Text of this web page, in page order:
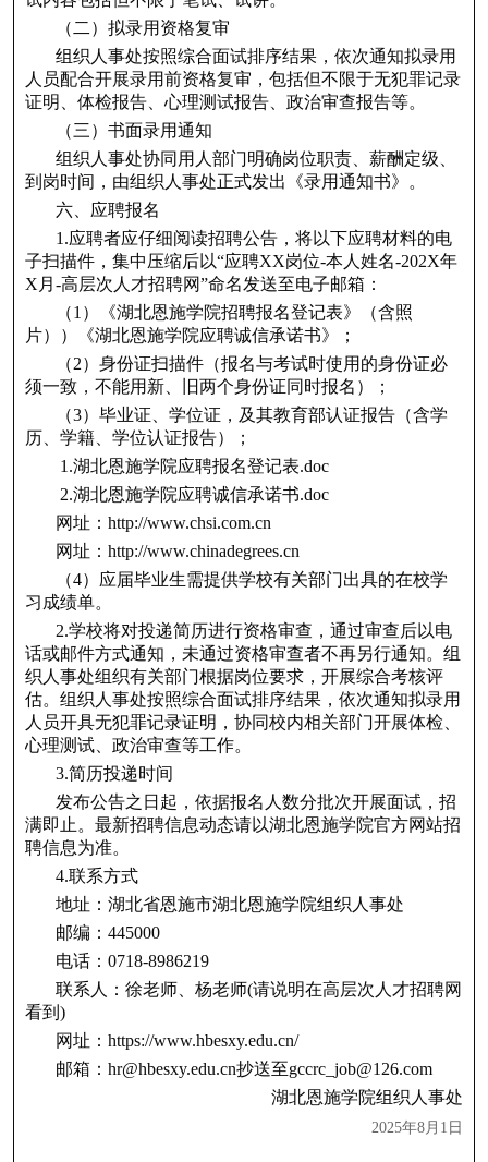
（二）拟录用资格复审
组织人事处按照综合面试排序结果，依次通知拟录用
人员配合开展录用前资格复审，包括但不限于无犯罪记录
证明、体检报告、心理测试报告、政治审查报告等。
（三）书面录用通知
组织人事处协同用人部门明确岗位职责、薪酬定级、
到岗时间，由组织人事处正式发出《录用通知书》。
六、应聘报名
1.应聘者应仔细阅读招聘公告，将以下应聘材料的电
子扫描件，集中压缩后以“应聘XX岗位-本人姓名-202X年
X月-高层次人才招聘网”命名发送至电子邮箱：
（1）《湖北恩施学院招聘报名登记表》（含照
片））《湖北恩施学院应聘诚信承诺书》；
（2）身份证扫描件（报名与考试时使用的身份证必
须一致，不能用新、旧两个身份证同时报名）；
（3）毕业证、学位证，及其教育部认证报告（含学
历、学籍、学位认证报告）；
1.湖北恩施学院应聘报名登记表.doc
2.湖北恩施学院应聘诚信承诺书.doc
网址：http://www.chsi.com.cn
网址：http://www.chinadegrees.cn
（4）应届毕业生需提供学校有关部门出具的在校学
习成绩单。
2.学校将对投递简历进行资格审查，通过审查后以电
话或邮件方式通知，未通过资格审查者不再另行通知。组
织人事处组织有关部门根据岗位要求，开展综合考核评
估。组织人事处按照综合面试排序结果，依次通知拟录用
人员开具无犯罪记录证明，协同校内相关部门开展体检、
心理测试、政治审查等工作。
3.简历投递时间
发布公告之日起，依据报名人数分批次开展面试，招
满即止。最新招聘信息动态请以湖北恩施学院官方网站招
聘信息为准。
4.联系方式
地址：湖北省恩施市湖北恩施学院组织人事处
邮编：445000
电话：0718-8986219
联系人：徐老师、杨老师(请说明在高层次人才招聘网
看到)
网址：https://www.hbesxy.edu.cn/
邮箱：hr@hbesxy.edu.cn抄送至gccrc_job@126.com
湖北恩施学院组织人事处
2025年8月1日